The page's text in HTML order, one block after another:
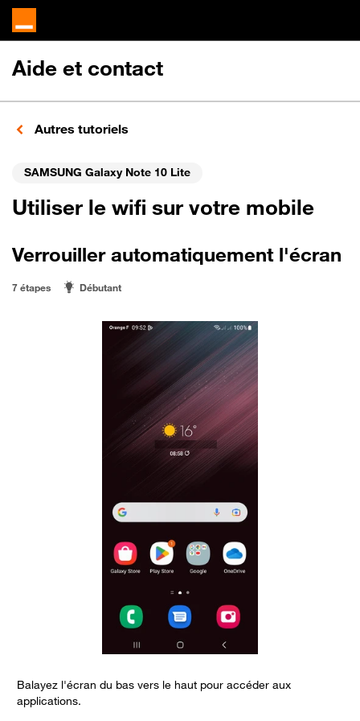
Aide et contact
Autres tutoriels
SAMSUNG Galaxy Note 10 Lite
Utiliser le wifi sur votre mobile
Verrouiller automatiquement l'écran
7 étapes Débutant
Balayez l'écran du bas vers le haut pour accéder aux
applications.